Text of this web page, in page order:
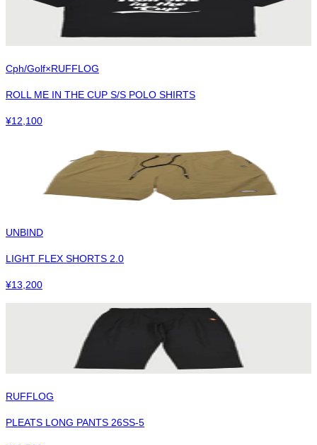
Cph/Golf×RUFFLOG
ROLL ME IN THE CUP S/S POLO SHIRTS
¥12,100
UNBIND
LIGHT FLEX SHORTS 2.0
¥13,200
RUFFLOG
PLEATS LONG PANTS 26SS-5